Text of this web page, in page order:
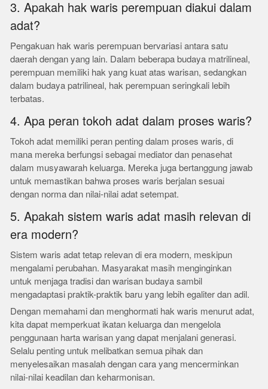
3. Apakah hak waris perempuan diakui dalam
adat?
Pengakuan hak waris perempuan bervariasi antara satu
daerah dengan yang lain. Dalam beberapa budaya matrilineal,
perempuan memiliki hak yang kuat atas warisan, sedangkan
dalam budaya patrilineal, hak perempuan seringkali lebih
terbatas.
4. Apa peran tokoh adat dalam proses waris?
Tokoh adat memiliki peran penting dalam proses waris, di
mana mereka berfungsi sebagai mediator dan penasehat
dalam musyawarah keluarga. Mereka juga bertanggung jawab
untuk memastikan bahwa proses waris berjalan sesuai
dengan norma dan nilai-nilai adat setempat.
5. Apakah sistem waris adat masih relevan di
era modern?
Sistem waris adat tetap relevan di era modern, meskipun
mengalami perubahan. Masyarakat masih menginginkan
untuk menjaga tradisi dan warisan budaya sambil
mengadaptasi praktik-praktik baru yang lebih egaliter dan adil.
Dengan memahami dan menghormati hak waris menurut adat,
kita dapat memperkuat ikatan keluarga dan mengelola
penggunaan harta warisan yang dapat menjalani generasi.
Selalu penting untuk melibatkan semua pihak dan
menyelesaikan masalah dengan cara yang mencerminkan
nilai-nilai keadilan dan keharmonisan.